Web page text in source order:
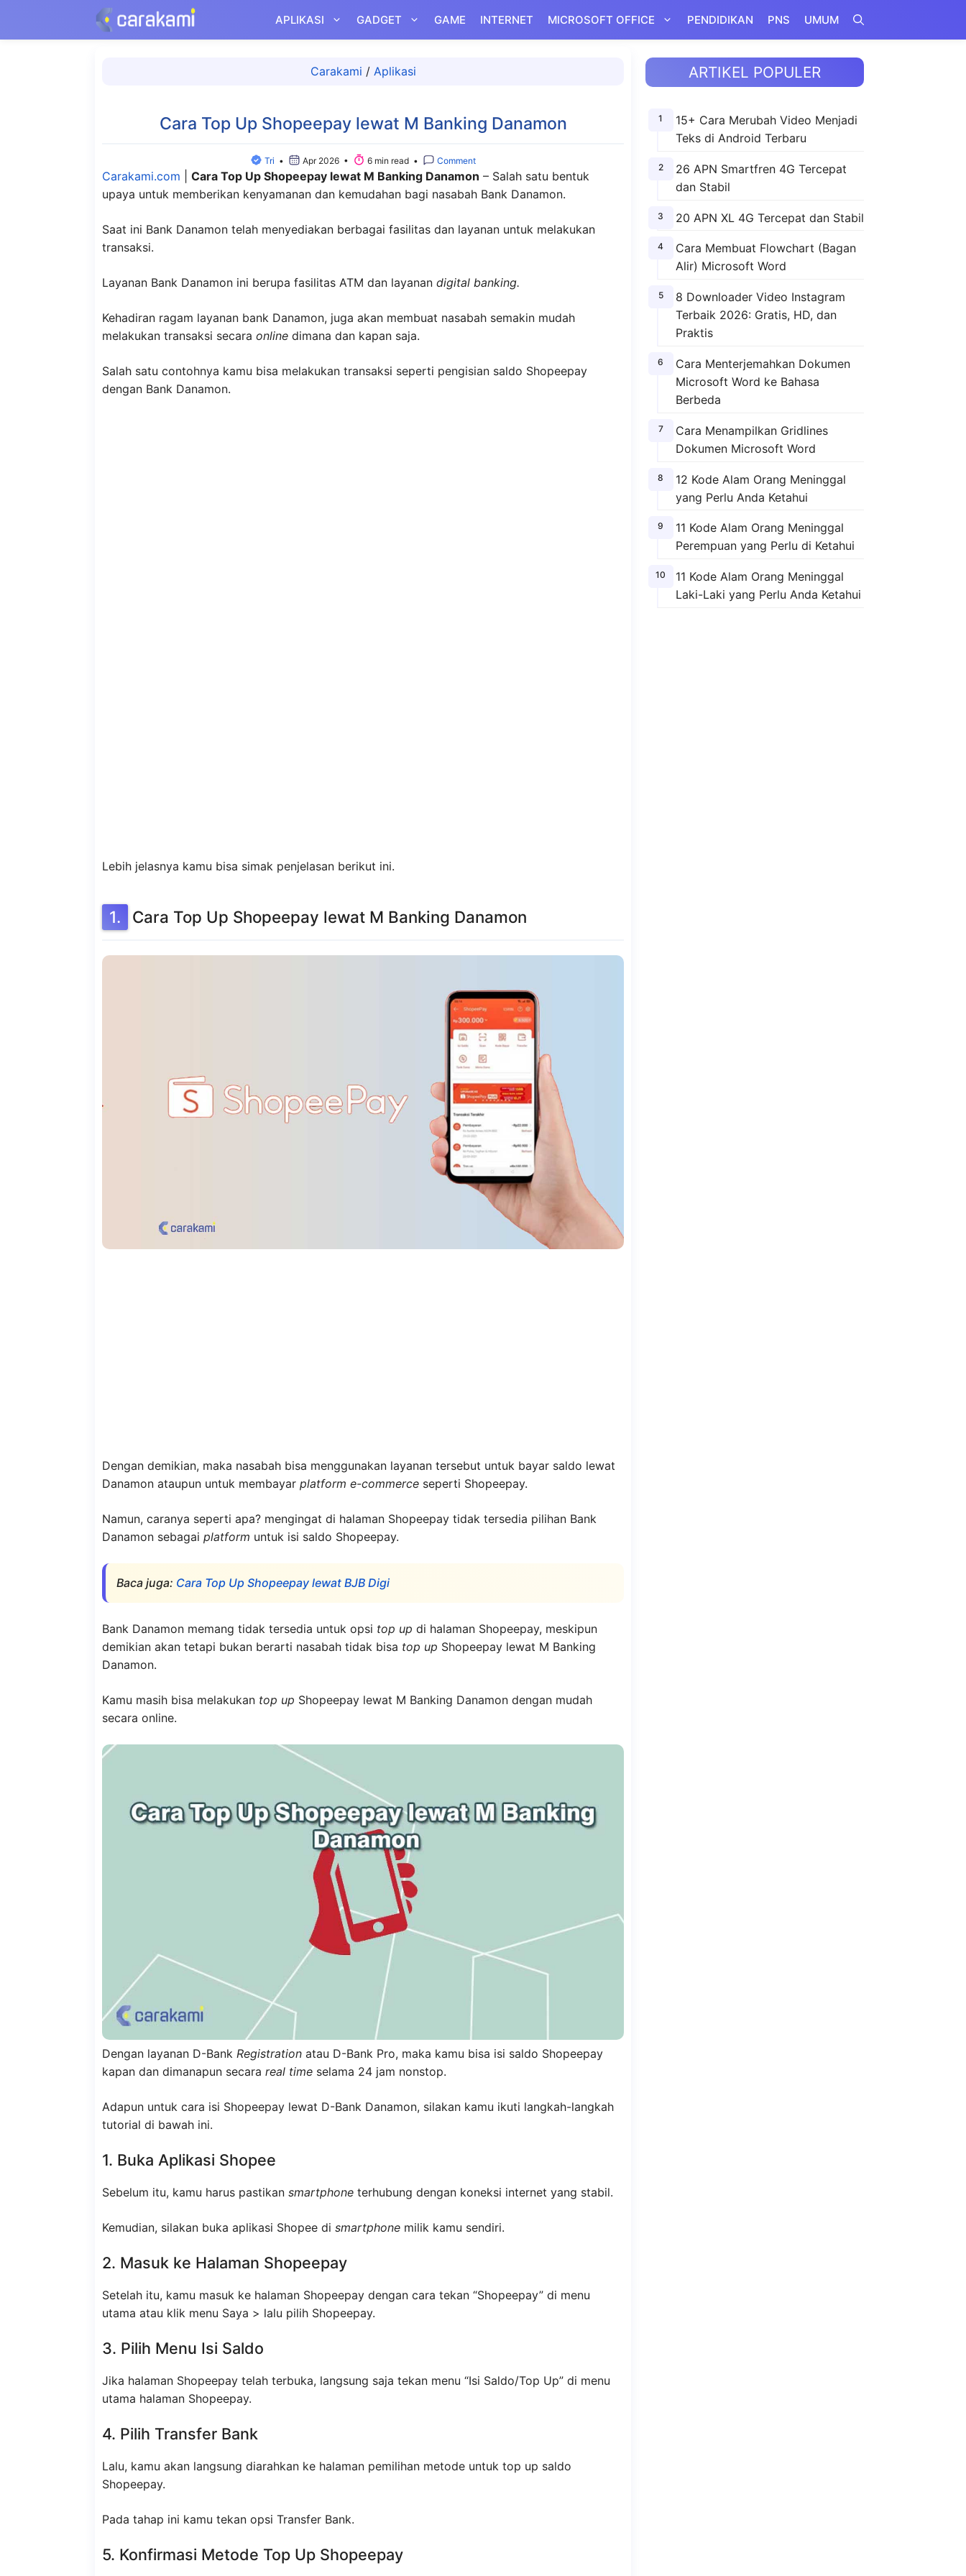
isi
APLIKASI GADGET GAME INTERNET MICROSOFT OFFICE PENDIDIKAN PNS UMUM
Carakami / Aplikasi
Cara Top Up Shopeepay lewat M Banking Danamon
Tri • Apr 2026 • 6 min read • Comment
Carakami.com Cara Top Up Shopeepay lewat M Banking Danamon – Salah satu bentuk
upaya untuk memberikan kenyamanan dan kemudahan bagi nasabah Bank Danamon.
Saat ini Bank Danamon telah menyediakan berbagai fasilitas dan layanan untuk melakukan
transaksi.
Layanan Bank Danamon ini berupa fasilitas ATM dan layanan digital banking.
Kehadiran ragam layanan bank Danamon, juga akan membuat nasabah semakin mudah
melakukan transaksi secara online dimana dan kapan saja.
Salah satu contohnya kamu bisa melakukan transaksi seperti pengisian saldo Shopeepay
dengan Bank Danamon.
Lebih jelasnya kamu bisa simak penjelasan berikut ini.
Cara Top Up Shopeepay lewat M Banking Danamon
Dengan demikian, maka nasabah bisa menggunakan layanan tersebut untuk bayar saldo lewat
Danamon ataupun untuk membayar platform e-commerce seperti Shopeepay.
Namun, caranya seperti apa? mengingat di halaman Shopeepay tidak tersedia pilihan Bank
Danamon sebagai platform untuk isi saldo Shopeepay.
Baca juga: Cara Top Up Shopeepay lewat BJB Digi
Bank Danamon memang tidak tersedia untuk opsi top up di halaman Shopeepay, meskipun
demikian akan tetapi bukan berarti nasabah tidak bisa top up Shopeepay lewat M Banking
Danamon.
Kamu masih bisa melakukan top up Shopeepay lewat M Banking Danamon dengan mudah
secara online.
Dengan layanan D-Bank Registration atau D-Bank Pro, maka kamu bisa isi saldo Shopeepay
kapan dan dimanapun secara real time selama 24 jam nonstop.
Adapun untuk cara isi Shopeepay lewat D-Bank Danamon, silakan kamu ikuti langkah-langkah
tutorial di bawah ini.
1. Buka Aplikasi Shopee
Sebelum itu, kamu harus pastikan smartphone terhubung dengan koneksi internet yang stabil.
Kemudian, silakan buka aplikasi Shopee di smartphone milik kamu sendiri.
2. Masuk ke Halaman Shopeepay
Setelah itu, kamu masuk ke halaman Shopeepay dengan cara tekan “Shopeepay” di menu
utama atau klik menu Saya > lalu pilih Shopeepay.
3. Pilih Menu Isi Saldo
Jika halaman Shopeepay telah terbuka, langsung saja tekan menu “Isi Saldo/Top Up” di menu
utama halaman Shopeepay.
4. Pilih Transfer Bank
Lalu, kamu akan langsung diarahkan ke halaman pemilihan metode untuk top up saldo
Shopeepay.
Pada tahap ini kamu tekan opsi Transfer Bank.
5. Konfirmasi Metode Top Up Shopeepay
ARTIKEL POPULER
15+ Cara Merubah Video Menjadi
Teks di Android Terbaru
26 APN Smartfren 4G Tercepat
dan Stabil
20 APN XL 4G Tercepat dan Stabil
Cara Membuat Flowchart (Bagan
Alir) Microsoft Word
8 Downloader Video Instagram
Terbaik 2026: Gratis, HD, dan
Praktis
Cara Menterjemahkan Dokumen
Microsoft Word ke Bahasa
Berbeda
Cara Menampilkan Gridlines
Dokumen Microsoft Word
12 Kode Alam Orang Meninggal
yang Perlu Anda Ketahui
11 Kode Alam Orang Meninggal
Perempuan yang Perlu di Ketahui
11 Kode Alam Orang Meninggal
Laki-Laki yang Perlu Anda Ketahui